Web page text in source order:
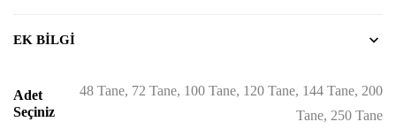
EK BILGI
Adet
Seçiniz
48 Tane, 72 Tane, 100 Tane, 120 Tane, 144 Tane, 200
Tane, 250 Tane